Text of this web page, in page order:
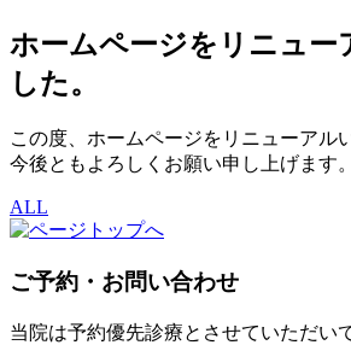
ホームページをリニュー
した。
この度、ホームページをリニューアル
今後ともよろしくお願い申し上げます。
ALL
ご予約・お問い合わせ
当院は予約優先診療とさせていただい